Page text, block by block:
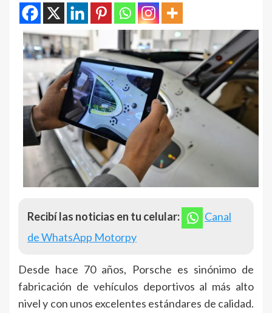
Recibí las noticias en tu celular:
Canal
de WhatsApp Motorpy
Desde hace 70 años, Porsche es sinónimo de
fabricación de vehículos deportivos al más alto
nivel y con unos excelentes estándares de calidad.